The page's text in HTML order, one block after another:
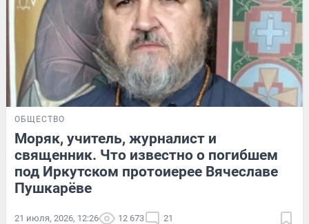
ОБЩЕСТВО
Моряк, учитель, журналист и
священник. Что известно о погибшем
под Иркутском протоиерее Вячеславе
Пушкарёве
21 июля, 2026, 12:26 12 673 21